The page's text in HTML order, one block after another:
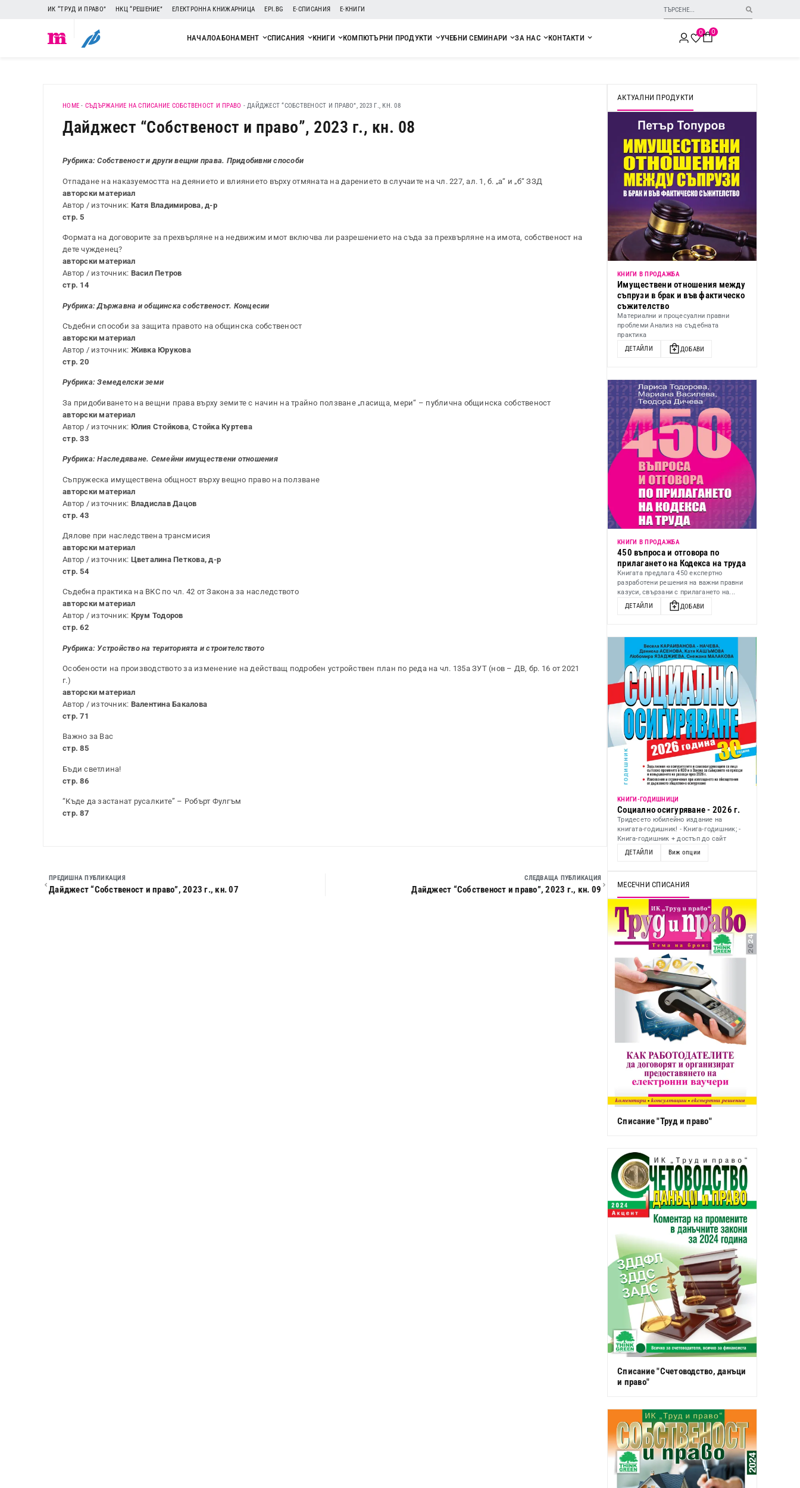
ИК “ТРУД И ПРАВО” НКЦ “РЕШЕНИЕ” ЕЛЕКТРОННА КНИЖАРНИЦА EPI.BG Е-СПИСАНИЯ Е-КНИГИ
НАЧАЛОАБОНАМЕНТ СПИСАНИЯ КНИГИ КОМПЮТЪРНИ ПРОДУКТИ УЧЕБНИ СЕМИНАРИ ЗА НАС КОНТАКТИ
0 0
HOME - СЪДЪРЖАНИЕ НА СПИСАНИЕ СОБСТВЕНОСТ И ПРАВО - ДАЙДЖЕСТ “СОБСТВЕНОСТ И ПРАВО”, 2023 Г., КН. 08
Дайджест “Собственост и право”, 2023 г., кн. 08
Рубрика: Собственост и други вещни права. Придобивни способи
Отпадане на наказуемостта на деянието и влиянието върху отмяната на дарението в случаите на чл. 227, ал. 1, б. „а“ и „б“ ЗЗД
авторски материал
Автор / източник: Катя Владимирова, д-р
стр. 5
Формата на договорите за прехвърляне на недвижим имот включва ли разрешението на съда за прехвърляне на имота, собственост на
дете чужденец?
авторски материал
Автор / източник: Васил Петров
стр. 14
Рубрика:Държавна и общинска собственост. Концесии
Съдебни способи за защита правото на общинска собственост
авторски материал
Автор / източник: Живка Юрукова
стр. 20
Рубрика:Земеделски земи
За придобиването на вещни права върху земите с начин на трайно ползване „пасища, мери“ – публична общинска собственост
авторски материал
Автор / източник: Юлия Стойкова,Стойка Куртева
стр. 33
Рубрика:Наследяване. Семейни имуществени отношения
Съпружеска имуществена общност върху вещно право на ползване
авторски материал
Автор / източник: Владислав Дацов
стр. 43
Дялове при наследствена трансмисия
авторски материал
Автор / източник: Цветалина Петкова, д-р
стр. 54
Съдебна практика на ВКС по чл. 42 от Закона за наследството
авторски материал
Автор / източник: Крум Тодоров
стр. 62
Рубрика: Устройство на територията и строителството
Особености на производството за изменение на действащ подробен устройствен план по реда на чл. 135а ЗУТ (нов – ДВ, бр. 16 от 2021
г.)
авторски материал
Автор / източник: Валентина Бакалова
стр. 71
Важно за Вас
стр. 85
Бъди светлина!
стр. 86
“Къде да застанат русалките” – Робърт Фулгъм
стр. 87
ПРЕДИШНА ПУБЛИКАЦИЯ
Дайджест “Собственост и право”, 2023 г., кн. 07
СЛЕДВАЩА ПУБЛИКАЦИЯ
Дайджест “Собственост и право”, 2023 г., кн. 09
АКТУАЛНИ ПРОДУКТИ
КНИГИ В ПРОДАЖБА
Имуществени отношения между
съпрузи в брак и във фактическо
съжителство
Материални и процесуални правни
проблеми Анализ на съдебната
практика
ДЕТАЙЛИ
ДОБАВИ
КНИГИ В ПРОДАЖБА
450 въпроса и отговора по
прилагането на Кодекса на труда
Книгата предлага 450 експертно
разработени решения на важни правни
казуси, свързани с прилагането на...
ДЕТАЙЛИ
ДОБАВИ
KНИГИ-ГОДИШНИЦИ
Социално осигуряване - 2026 г.
Тридесето юбилейно издание на
книгата-годишник! - Книга-годишник; -
Книга-годишник + достъп до сайт
ДЕТАЙЛИ
Виж опции
МЕСЕЧНИ СПИСАНИЯ
Списание "Труд и право"
Списание "Счетоводство, данъци
и право"